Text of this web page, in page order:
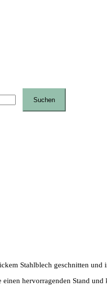
Stahlblech geschnitten und
einen hervorragenden Stand